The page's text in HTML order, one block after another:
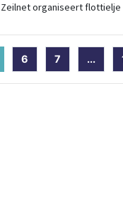
Zeilnet organiseert flottielje
(current)
6 7 ...